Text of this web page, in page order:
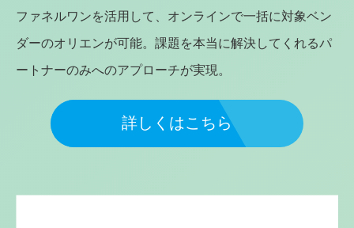
ファネルワンを活用して、オンラインで一括に対象ベン
ダーのオリエンが可能。課題を本当に解決してくれるパ
ートナーのみへのアプローチが実現。
詳しくはこちら